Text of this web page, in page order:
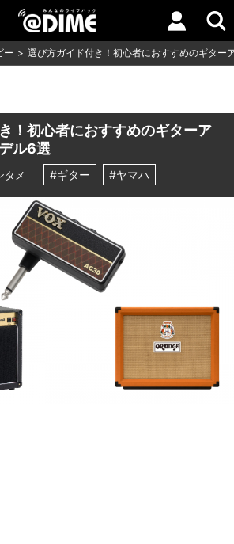
ー 選び方ガイド付き！初心者におすすめのギター
！初心者におすすめのギターア
ル6選
タメ #ギター #ヤマハ